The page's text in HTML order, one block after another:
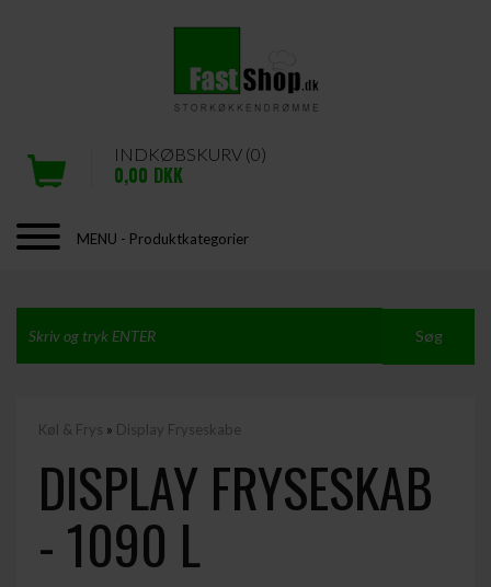
INDKØBSKURV (0)
0,00 DKK
MENU - Produktkategorier
Køl & Frys » Display Fryseskabe
DISPLAY FRYSESKAB
- 1090 L